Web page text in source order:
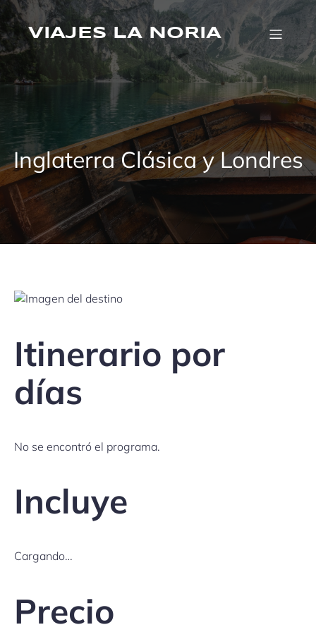
Saltar
al
contenidoVIAJES LA NORIA
Inglaterra Clásica y Londres
Itinerario por
días
No se encontró el programa.
Incluye
Cargando…
Precio